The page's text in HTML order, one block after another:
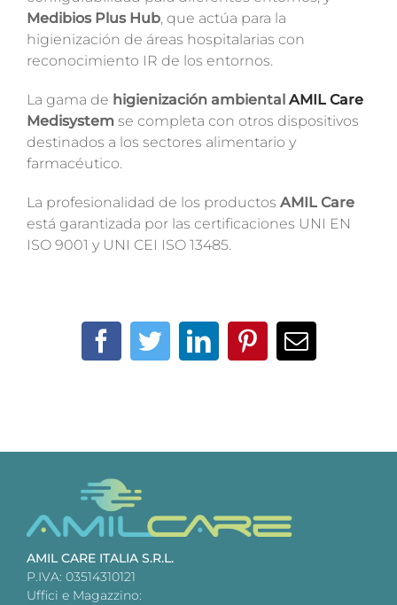
Medibios Plus Hub, que actúa para la
higienización de áreas hospitalarias con
reconocimiento IR de los entornos.
La gama de higienización ambiental AMIL Care
Medisystem se completa con otros dispositivos
destinados a los sectores alimentario y
farmacéutico.
La profesionalidad de los productos AMIL Care
está garantizada por las certificaciones UNI EN
ISO 9001 y UNI CEI ISO 13485.
Facebook
TwitterLinkedIn
Pinterest
Email
AMIL CARE ITALIA S.R.L.
P.IVA: 03514310121
Uffici e Magazzino: